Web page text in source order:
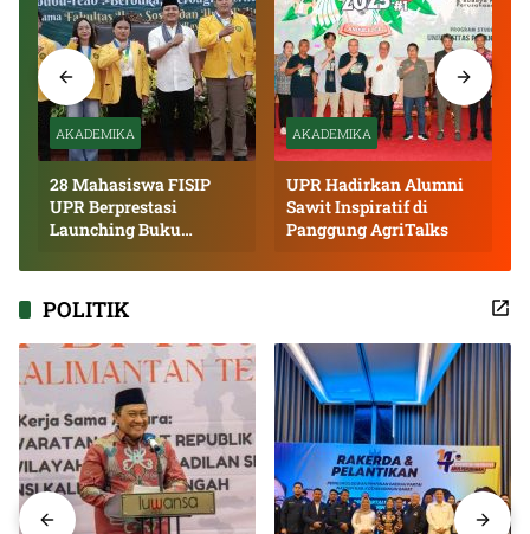
AKADEMIKA
28 Mahasiswa FISIP
UPR Berprestasi
Launching Buku
AKADEMIKA
UPR Hadirkan Alumni
Sawit Inspiratif di
Panggung AgriTalks
POLITIK